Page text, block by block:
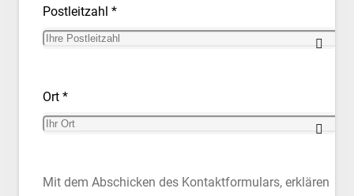
Postleitzahl *
Ort *
Mit dem Abschicken des Kontaktformulars, erklären